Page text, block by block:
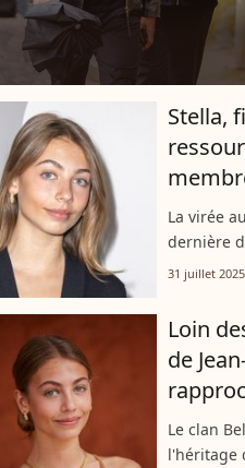
Stella,
La virée
dernière
de rêve
31 juillet 2025
Loin
de
Le clan
l'héritage